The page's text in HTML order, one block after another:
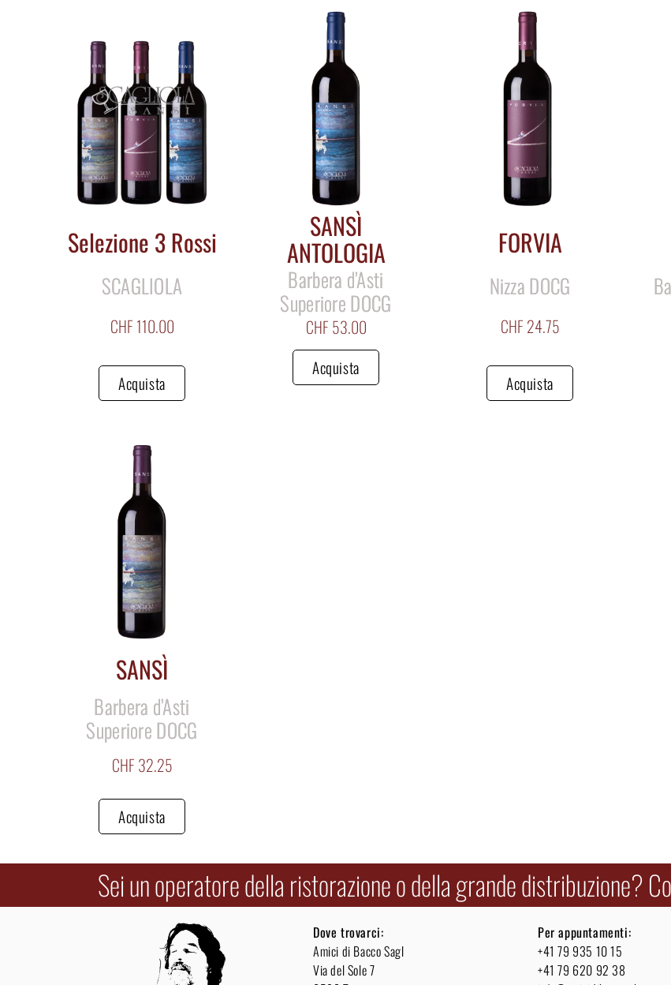
Selezione 3 Rossi
SCAGLIOLA
CHF 110.00
Acquista
SANSÌ
ANTOLOGIA
Barbera d’Asti
Superiore DOCG
CHF 53.00
Acquista
FORVIA
Nizza DOCG
CHF 24.75
Acquista
SANSÌ
Barbera d’Asti
Superiore DOCG
CHF 32.25
Acquista
Sei un operatore della ristorazione o della grande distribuzione?
Dove trovarci:
Amici di Bacco Sagl
Via del Sole 7
Per appuntamenti:
+41 79 935 10 15
+41 79 620 92 38